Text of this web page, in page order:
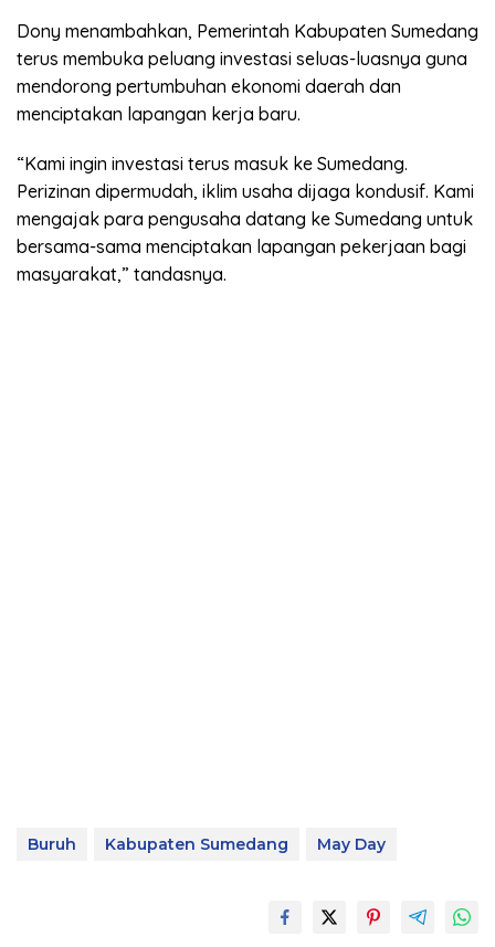
Dony menambahkan, Pemerintah Kabupaten Sumedang
terus membuka peluang investasi seluas-luasnya guna
mendorong pertumbuhan ekonomi daerah dan
menciptakan lapangan kerja baru.
“Kami ingin investasi terus masuk ke Sumedang.
Perizinan dipermudah, iklim usaha dijaga kondusif. Kami
mengajak para pengusaha datang ke Sumedang untuk
bersama-sama menciptakan lapangan pekerjaan bagi
masyarakat,” tandasnya.
Buruh Kabupaten Sumedang May Day